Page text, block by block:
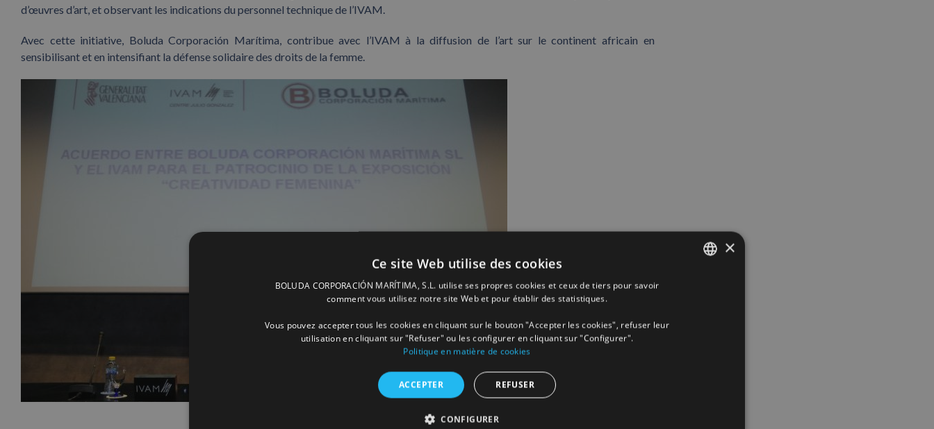
d’œuvres d’art, et observant les indications du personnel technique de l’IVAM.
Avec cette initiative, Boluda Corporación Marítima, contribue avec l’IVAM à la diffusion de l’art sur le continent africain en
sensibilisant et en intensifiant la défense solidaire des droits de la femme.
×
Ce site Web utilise des cookies
BOLUDA CORPORACIÓN MARÍTIMA, S.L. utilise ses propres cookies et ceux de tiers pour savoir
comment vous utilisez notre site Web et pour établir des statistiques.
Vous pouvez accepter tous les cookies en cliquant sur le bouton "Accepter les cookies", refuser leur
utilisation en cliquant sur "Refuser" ou les configurer en cliquant sur "Configurer".
Politique en matière de cookies
ACCEPTER REFUSER
CONFIGURER